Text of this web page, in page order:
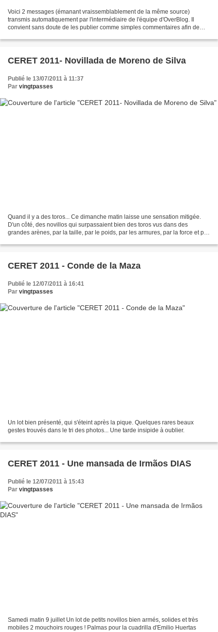
Voici 2 messages (émanant vraissemblablement de la même source)
transmis automatiquement par l'intermédiaire de l'équipe d'OverBlog. Il
convient sans doute de les publier comme simples commentaires afin de
CERET 2011- Novillada de Moreno de Silva
Publié le 13/07/2011 à 11:37
Par vingtpasses
Quand il y a des toros... Ce dimanche matin laisse une sensation mitigée.
D'un côté, des novillos qui surpassaient bien des toros vus dans des
grandes arènes, par la taille, par le poids, par les armures, par la force et par
CERET 2011 - Conde de la Maza
Publié le 12/07/2011 à 16:41
Par vingtpasses
Un lot bien présenté, qui s'éteint après la pique. Quelques rares beaux
gestes trouvés dans le tri des photos... Une tarde insipide à oublier.
CERET 2011 - Une mansada de Irmãos DIAS
Publié le 12/07/2011 à 15:43
Par vingtpasses
Samedi matin 9 juillet Un lot de petits novillos bien armés, solides et très
mobiles 2 mouchoirs rouges ! Palmas pour la cuadrilla d'Emilio Huertas